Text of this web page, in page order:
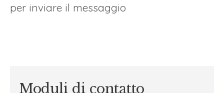
per inviare il messaggio
Moduli di contatto